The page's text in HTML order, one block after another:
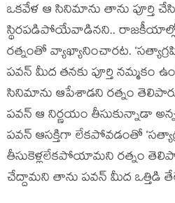
ఒకవేళ ఆ సినిమాను తాను పూర్తి
స్థిరపడిపోయేవాడినని..
రత్నంతో వ్యాఖ్యానించారట.
పవన్ మీద తనకు పూర్తి నమ్మకం
సినిమాను ఆపేశాడని రత్నం
పవన్ ఆ నిర్ణయం తీసుకున్నాడా
పవన్ ఆసక్తిగా లేకపోవడంతో
తీసుకెళ్లలేకపోయామని రత్నం
చేద్దామని తాను పవన్ మీద ఒత్తిడి